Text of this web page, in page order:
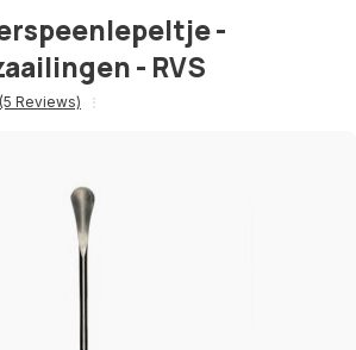
-
- RVS
Reviews)